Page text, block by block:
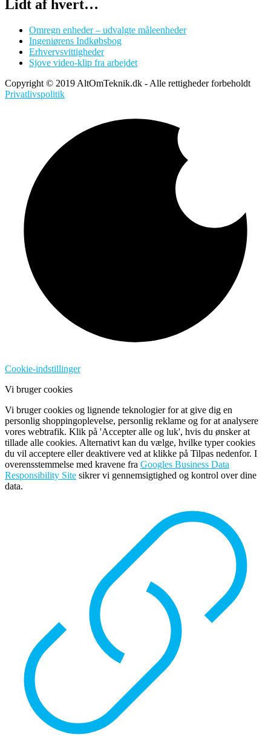
Lidt af hvert…
Omregn enheder – udvalgte måleenheder
Ingeniørens Indkøbsbog
Erhvervsvittigheder
Sjove video-klip fra arbejdet
Copyright © 2019 AltOmTeknik.dk - Alle rettigheder forbeholdt
Privatlivspolitik
Cookie-indstillinger
Vi bruger cookies
Vi bruger cookies og lignende teknologier for at give dig en
personlig shoppingoplevelse, personlig reklame og for at analysere
vores webtrafik. Klik på 'Accepter alle og luk', hvis du ønsker at
tillade alle cookies. Alternativt kan du vælge, hvilke typer cookies
du vil acceptere eller deaktivere ved at klikke på Tilpas nedenfor. I
overensstemmelse med kravene fra Googles Business Data
Responsibility Site sikrer vi gennemsigtighed og kontrol over dine
data.